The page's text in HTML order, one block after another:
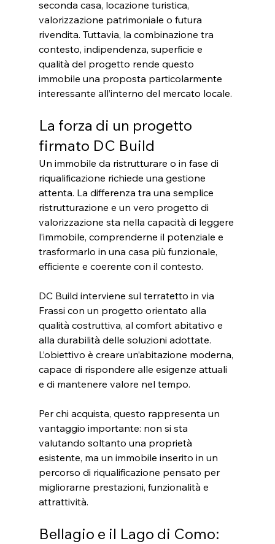
seconda casa, locazione turistica,
valorizzazione patrimoniale o futura
rivendita. Tuttavia, la combinazione tra
contesto, indipendenza, superficie e
qualità del progetto rende questo
immobile una proposta particolarmente
interessante all’interno del mercato locale.
La forza di un progetto
firmato DC Build
Un immobile da ristrutturare o in fase di
riqualificazione richiede una gestione
attenta. La differenza tra una semplice
ristrutturazione e un vero progetto di
valorizzazione sta nella capacità di leggere
l’immobile, comprenderne il potenziale e
trasformarlo in una casa più funzionale,
efficiente e coerente con il contesto.
DC Build interviene sul terratetto in via
Frassi con un progetto orientato alla
qualità costruttiva, al comfort abitativo e
alla durabilità delle soluzioni adottate.
L’obiettivo è creare un’abitazione moderna,
capace di rispondere alle esigenze attuali
e di mantenere valore nel tempo.
Per chi acquista, questo rappresenta un
vantaggio importante: non si sta
valutando soltanto una proprietà
esistente, ma un immobile inserito in un
percorso di riqualificazione pensato per
migliorarne prestazioni, funzionalità e
attrattività.
Bellagio e il Lago di Como: